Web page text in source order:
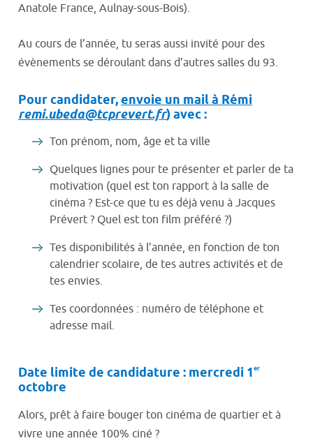
Anatole France, Aulnay-sous-Bois).
Au cours de l’année, tu seras aussi invité pour des
évènements se déroulant dans d’autres salles du 93.
Pour candidater,envoie un mail à Rémi
remi.ubeda@tcprevert.fr) avec :
Ton prénom, nom, âge et ta ville
Quelques lignes pour te présenter et parler de ta
motivation (quel est ton rapport à la salle de
cinéma ? Est-ce que tu es déjà venu à Jacques
Prévert ? Quel est ton film préféré ?)
Tes disponibilités à l’année, en fonction de ton
calendrier scolaire, de tes autres activités et de
tes envies.
Tes coordonnées : numéro de téléphone et
adresse mail.
Date limite de candidature : mercredi 1er
octobre
Alors, prêt à faire bouger ton cinéma de quartier et à
vivre une année 100% ciné ?